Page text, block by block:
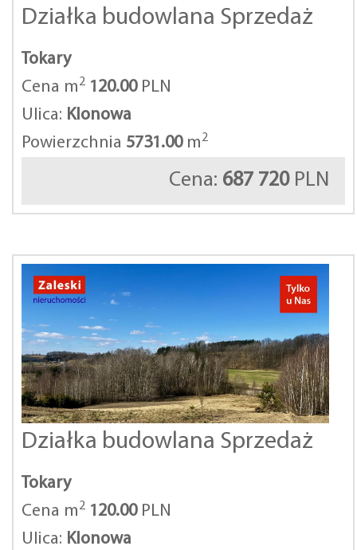
Działka budowlana Sprzedaż
Tokary
Cena m2 120.00PLN
Ulica: Klonowa
Powierzchnia 5731.00m2
Cena: 687 720PLN
Działka budowlana Sprzedaż
Tokary
Cena m2 120.00PLN
Ulica: Klonowa